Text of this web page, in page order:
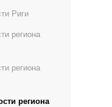
Риги
региона
региона
региона